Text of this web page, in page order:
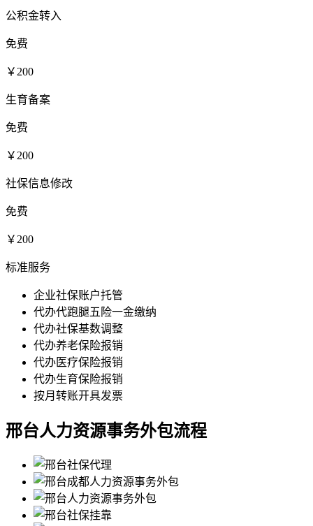
公积金转入
免费
￥200
生育备案
免费
￥200
社保信息修改
免费
￥200
标准服务
企业社保账户托管
代办代跑腿五险一金缴纳
代办社保基数调整
代办养老保险报销
代办医疗保险报销
代办生育保险报销
按月转账开具发票
邢台人力资源事务外包流程